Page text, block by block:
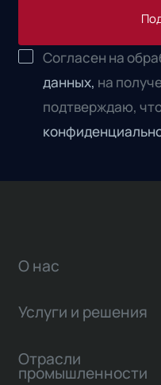
Согласен на
данных, на
подтверждаю,
О нас
Услуги и решения
Отрасли
промышленности